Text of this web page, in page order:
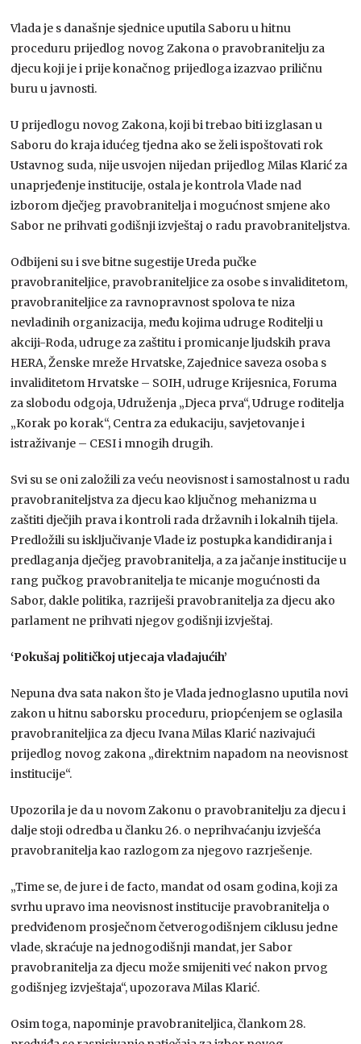
Vlada je s današnje sjednice uputila Saboru u hitnu
proceduru prijedlog novog Zakona o pravobranitelju za
djecu koji je i prije konačnog prijedloga izazvao priličnu
buru u javnosti.
U prijedlogu novog Zakona, koji bi trebao biti izglasan u
Saboru do kraja idućeg tjedna ako se želi ispoštovati rok
Ustavnog suda, nije usvojen nijedan prijedlog Milas Klarić za
unaprjeđenje institucije, ostala je kontrola Vlade nad
izborom dječjeg pravobranitelja i mogućnost smjene ako
Sabor ne prihvati godišnji izvještaj o radu pravobraniteljstva.
Odbijeni su i sve bitne sugestije Ureda pučke
pravobraniteljice, pravobraniteljice za osobe s invaliditetom,
pravobraniteljice za ravnopravnost spolova te niza
nevladinih organizacija, među kojima udruge Roditelji u
akciji-Roda, udruge za zaštitu i promicanje ljudskih prava
HERA, Ženske mreže Hrvatske, Zajednice saveza osoba s
invaliditetom Hrvatske – SOIH, udruge Krijesnica, Foruma
za slobodu odgoja, Udruženja „Djeca prva“, Udruge roditelja
„Korak po korak“, Centra za edukaciju, savjetovanje i
istraživanje – CESI i mnogih drugih.
Svi su se oni založili za veću neovisnost i samostalnost u radu
pravobraniteljstva za djecu kao ključnog mehanizma u
zaštiti dječjih prava i kontroli rada državnih i lokalnih tijela.
Predložili su isključivanje Vlade iz postupka kandidiranja i
predlaganja dječjeg pravobranitelja, a za jačanje institucije u
rang pučkog pravobranitelja te micanje mogućnosti da
Sabor, dakle politika, razriješi pravobranitelja za djecu ako
parlament ne prihvati njegov godišnji izvještaj.
‘Pokušaj političkoj utjecaja vladajućih’
Nepuna dva sata nakon što je Vlada jednoglasno uputila novi
zakon u hitnu saborsku proceduru, priopćenjem se oglasila
pravobraniteljica za djecu Ivana Milas Klarić nazivajući
prijedlog novog zakona „direktnim napadom na neovisnost
institucije“.
Upozorila je da u novom Zakonu o pravobranitelju za djecu i
dalje stoji odredba u članku 26. o neprihvaćanju izvješća
pravobranitelja kao razlogom za njegovo razrješenje.
„Time se, de jure i de facto, mandat od osam godina, koji za
svrhu upravo ima neovisnost institucije pravobranitelja o
predviđenom prosječnom četverogodišnjem ciklusu jedne
vlade, skraćuje na jednogodišnji mandat, jer Sabor
pravobranitelja za djecu može smijeniti već nakon prvog
godišnjeg izvještaja“, upozorava Milas Klarić.
Osim toga, napominje pravobraniteljica, člankom 28.